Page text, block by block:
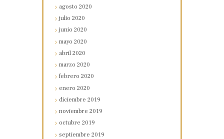
agosto2020
julio2020
junio2020
mayo2020
abril2020
marzo2020
febrero2020
enero2020
diciembre2019
noviembre2019
octubre2019
septiembre2019